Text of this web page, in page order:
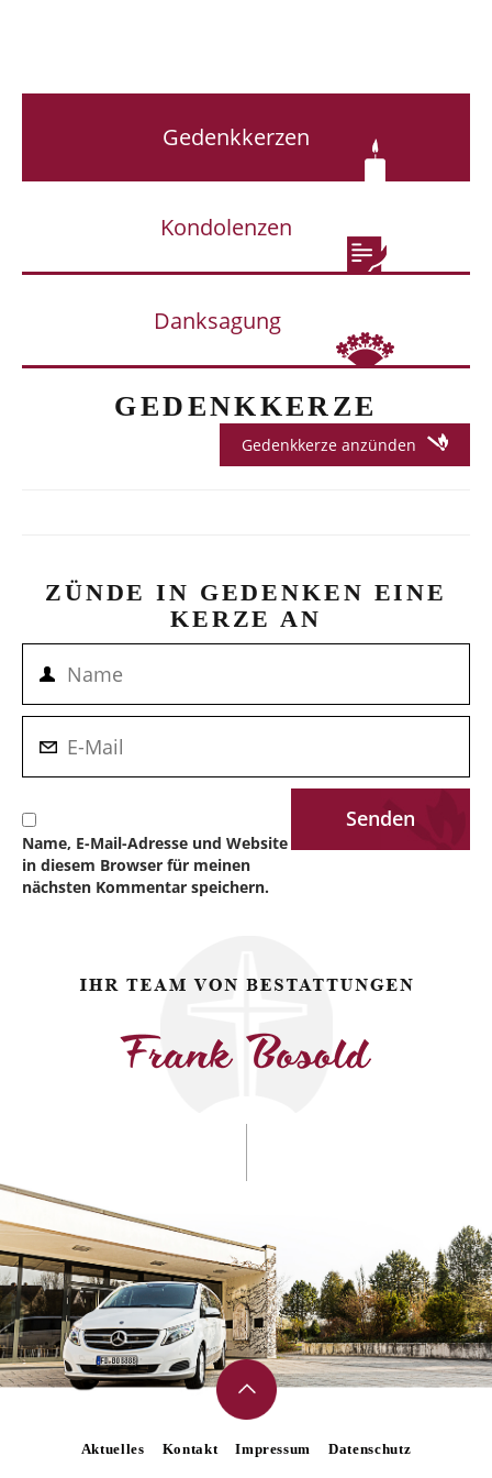
Gedenkkerzen
Kondolenzen
Danksagung
GEDENKKERZE
Gedenkkerze anzünden
ZÜNDE IN GEDENKEN EINE
KERZE AN
Name, E-Mail-Adresse und Website
in diesem Browser für meinen
nächsten Kommentar speichern.
Aktuelles Kontakt Impressum Datenschutz